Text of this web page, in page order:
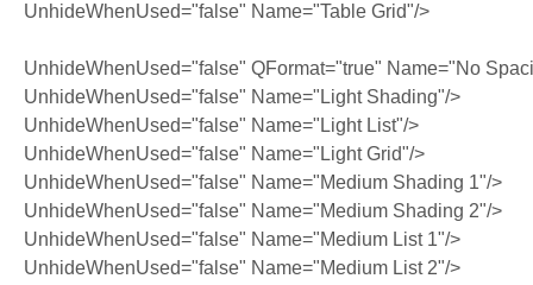
UnhideWhenUsed="false" Name="Table Grid"/>
UnhideWhenUsed="false" QFormat="true" Name="No
UnhideWhenUsed="false" Name="Light Shading"/>
UnhideWhenUsed="false" Name="Light List"/>
UnhideWhenUsed="false" Name="Light Grid"/>
UnhideWhenUsed="false" Name="Medium Shading 1"/>
UnhideWhenUsed="false" Name="Medium Shading 2"/>
UnhideWhenUsed="false" Name="Medium List 1"/>
UnhideWhenUsed="false" Name="Medium List 2"/>